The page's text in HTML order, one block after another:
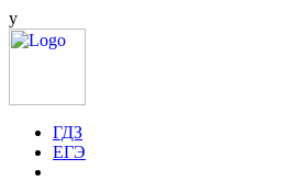
у
ГДЗ
ЕГЭ